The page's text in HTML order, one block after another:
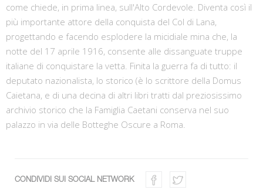
come chiede, in prima linea, sull'Alto Cordevole. Diventa così il
più importante attore della conquista del Col di Lana,
progettando e facendo esplodere la micidiale mina che, la
notte del 17 aprile 1916, consente alle dissanguate truppe
italiane di conquistare la vetta. Finita la guerra fa di tutto: il
deputato nazionalista, lo storico (è lo scrittore della Domus
Caietana, e di una decina di altri libri tratti dal preziosissimo
archivio storico che la Famiglia Caetani conserva nel suo
palazzo in via delle Botteghe Oscure a Roma.
CONDIVIDI SUI SOCIAL NETWORK